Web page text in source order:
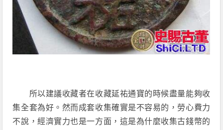
所以建議收藏者在收藏延祐通寶的時候盡量能夠收
集全套為好。然而成套收集確實是不容易的，勞心費力
不說，經濟實力也是一方面，這是為什麼收集古錢幣的